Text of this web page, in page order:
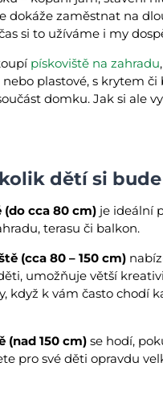
dokáže zaměstnat na
si to užíváme i my
pískoviště na zahradu
plastové, s krytem či
domku. Jak si ale
dětí si
cca 80 cm) je ideální
terasu či balkon.
(cca 80 – 150 cm)
umožňuje větší
když k vám často chodí
(nad 150 cm) se hodí,
pro své děti opravdu